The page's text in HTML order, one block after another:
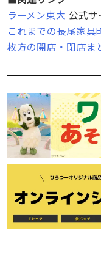
ラーメン東大 公式サ
これまでの長尾家具
枚方の開店・閉店ま